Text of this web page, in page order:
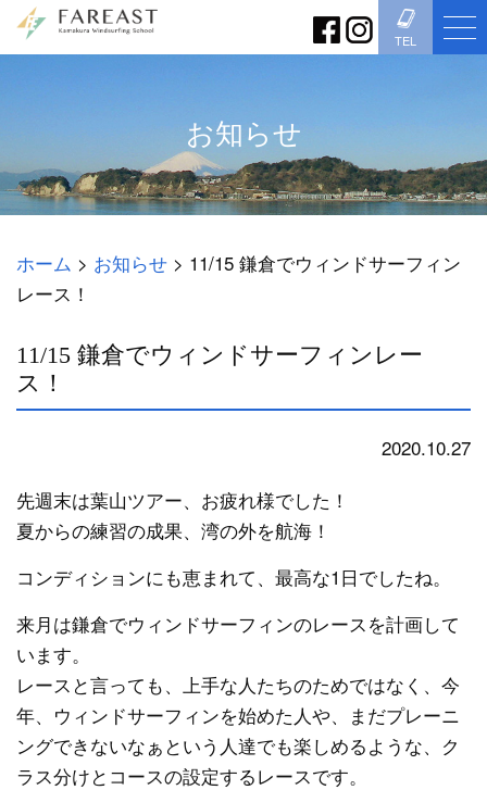
TEL
お知らせ
ホーム > お知らせ > 11/15 鎌倉でウィンドサーフィン
レース！
11/15 鎌倉でウィンドサーフィンレー
ス！
2020.10.27
先週末は葉山ツアー、お疲れ様でした！
夏からの練習の成果、湾の外を航海！
コンディションにも恵まれて、最高な1日でしたね。
来月は鎌倉でウィンドサーフィンのレースを計画して
います。
レースと言っても、上手な人たちのためではなく、今
年、ウィンドサーフィンを始めた人や、まだプレーニ
ングできないなぁという人達でも楽しめるような、ク
ラス分けとコースの設定するレースです。